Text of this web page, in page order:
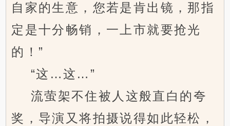
自家的生意，您若是肯出镜，那指
定是十分畅销，一上市就要抢光
的！”
“这…这…”
流萤架不住被人这般直白的夸
奖，导演又将拍摄说得如此轻松，